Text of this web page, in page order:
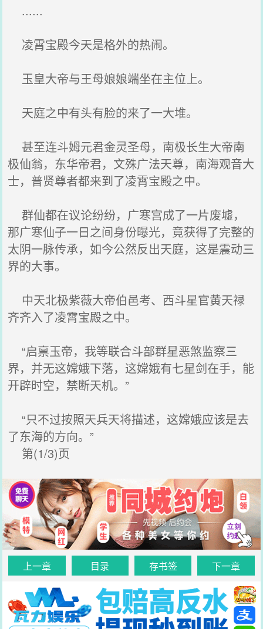
......
凌霄宝殿今天是格外的热闹。
玉皇大帝与王母娘娘端坐在主位上。
天庭之中有头有脸的来了一大堆。
甚至连斗姆元君金灵圣母，南极长生大帝南
极仙翁，东华帝君，文殊广法天尊，南海观音大
士，普贤尊者都来到了凌霄宝殿之中。
群仙都在议论纷纷，广寒宫成了一片废墟，
那广寒仙子一日之间身份曝光，竟获得了完整的
太阴一脉传承，如今公然反出天庭，这是震动三
界的大事。
中天北极紫薇大帝伯邑考、西斗星官黄天禄
齐齐入了凌霄宝殿之中。
“启禀玉帝，我等联合斗部群星恶煞监察三
界，并无这嫦娥下落，这嫦娥有七星剑在手，能
开辟时空，禁断天机。”
“只不过按照天兵天将描述，这嫦娥应该是去
了东海的方向。”
第(1/3)页
上一章 目录 存书签 下一章